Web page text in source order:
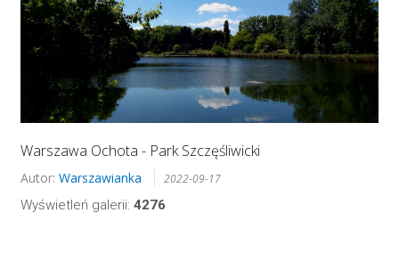
Warszawa Ochota - Park Szczęśliwicki
Autor: Warszawianka 2022-09-17
Wyświetleń galerii: 4276